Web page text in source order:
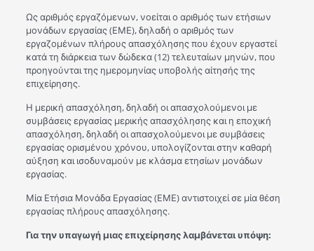
Ως αριθμός εργαζόμενων, νοείται ο αριθμός των ετήσιων
μονάδων εργασίας (ΕΜΕ), δηλαδή ο αριθμός των
εργαζομένων πλήρους απασχόλησης που έχουν εργαστεί
κατά τη διάρκεια των δώδεκα (12) τελευταίων μηνών, που
προηγούνται της ημερομηνίας υποβολής αίτησής της
επιχείρησης.
Η μερική απασχόληση, δηλαδή οι απασχολούμενοι με
συμβάσεις εργασίας μερικής απασχόλησης και η εποχική
απασχόληση, δηλαδή οι απασχολούμενοι με συμβάσεις
εργασίας ορισμένου χρόνου, υπολογίζονται στην καθαρή
αύξηση και ισοδυναμούν με κλάσμα ετησίων μονάδων
εργασίας.
Μία Ετήσια Μονάδα Εργασίας (ΕΜΕ) αντιστοιχεί σε μία θέση
εργασίας πλήρους απασχόλησης.
Για την υπαγωγή μιας επιχείρησης λαμβάνεται υπόψη: